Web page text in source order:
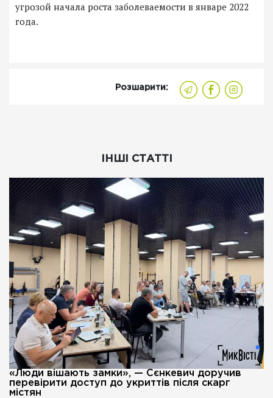
угрозой начала роста заболеваемости в январе 2022
года.
Розшарити:
ІНШІ СТАТТІ
«Люди вішають замки», — Сєнкевич доручив
перевірити доступ до укриттів після скарг
містян